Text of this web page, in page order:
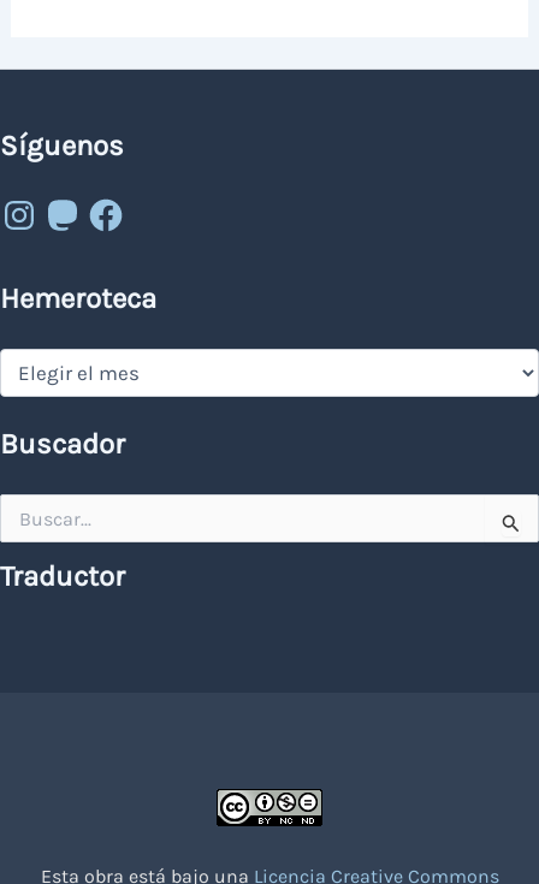
Síguenos
Instagram
MastodonFacebook
Hemeroteca
Hemeroteca
Buscador
por:
Traductor
Esta obra está bajo una Licencia Creative Commons